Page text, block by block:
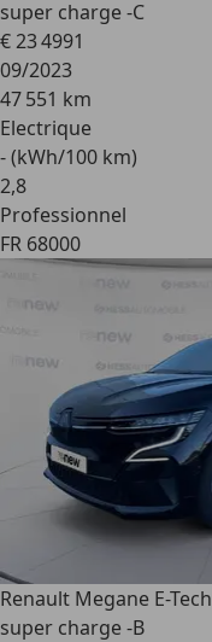
super charge -C
€ 23 4991
09/2023
47 551 km
Electrique
- (kWh/100 km)
2,8
Professionnel
FR 68000
Renault Megane E-Tech
super charge -B